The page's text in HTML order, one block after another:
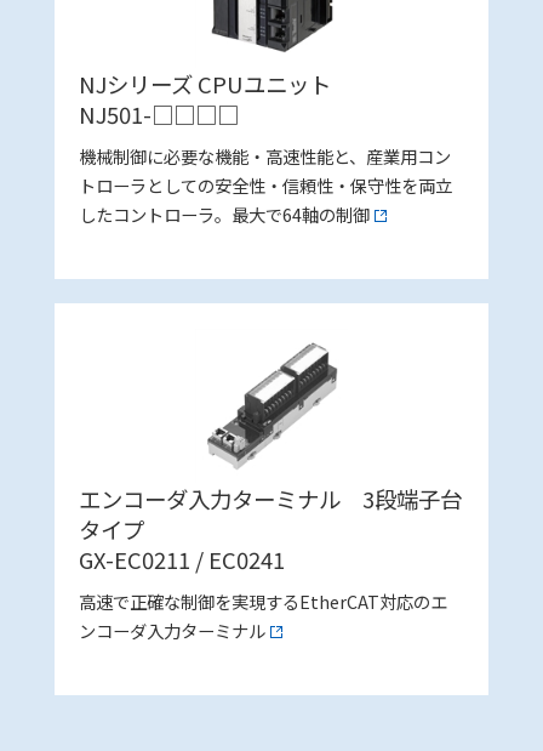
NJシリーズ CPUユニット
NJ501-□□□□
機械制御に必要な機能・高速性能と、産業用コン
トローラとしての安全性・信頼性・保守性を両立
したコントローラ。最大で64軸の制御
エンコーダ入力ターミナル 3段端子台
タイプ
GX-EC0211 / EC0241
高速で正確な制御を実現するEtherCAT対応のエ
ンコーダ入力ターミナル